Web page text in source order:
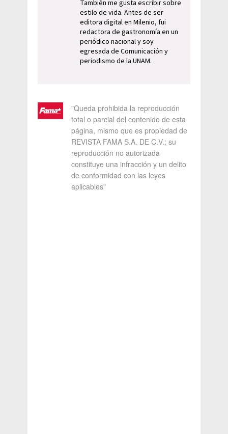
También me gusta escribir sobre
estilo de vida. Antes de ser
editora digital en Milenio, fui
redactora de gastronomía en un
periódico nacional y soy
egresada de Comunicación y
periodismo de la UNAM.
"Queda prohibida la reproducción
total o parcial del contenido de esta
página, mismo que es propiedad de
REVISTA FAMA S.A. DE C.V.; su
reproducción no autorizada
constituye una infracción y un delito
de conformidad con las leyes
aplicables"